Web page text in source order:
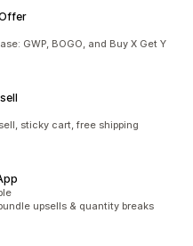
GWP, BOGO, and Buy X Get Y
sticky cart, free shipping
upsells & quantity breaks